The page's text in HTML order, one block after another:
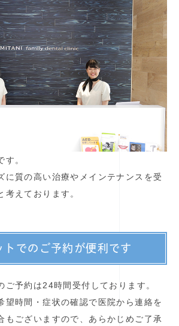
す。
に質の高い治療やメインテナンスを受
考えております。
トでのご予約が便利です
ご予約は24時間受付しております。
望時間・症状の確認で医院から連絡を
もございますので、あらかじめご了承